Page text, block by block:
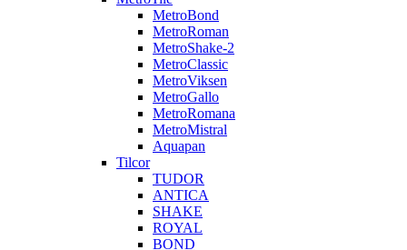
MetroBond
MetroRoman
MetroShake-2
MetroClassic
MetroViksen
MetroGallo
MetroRomana
MetroMistral
Aquapan
Tilcor
TUDOR
ANTICA
SHAKE
ROYAL
BOND